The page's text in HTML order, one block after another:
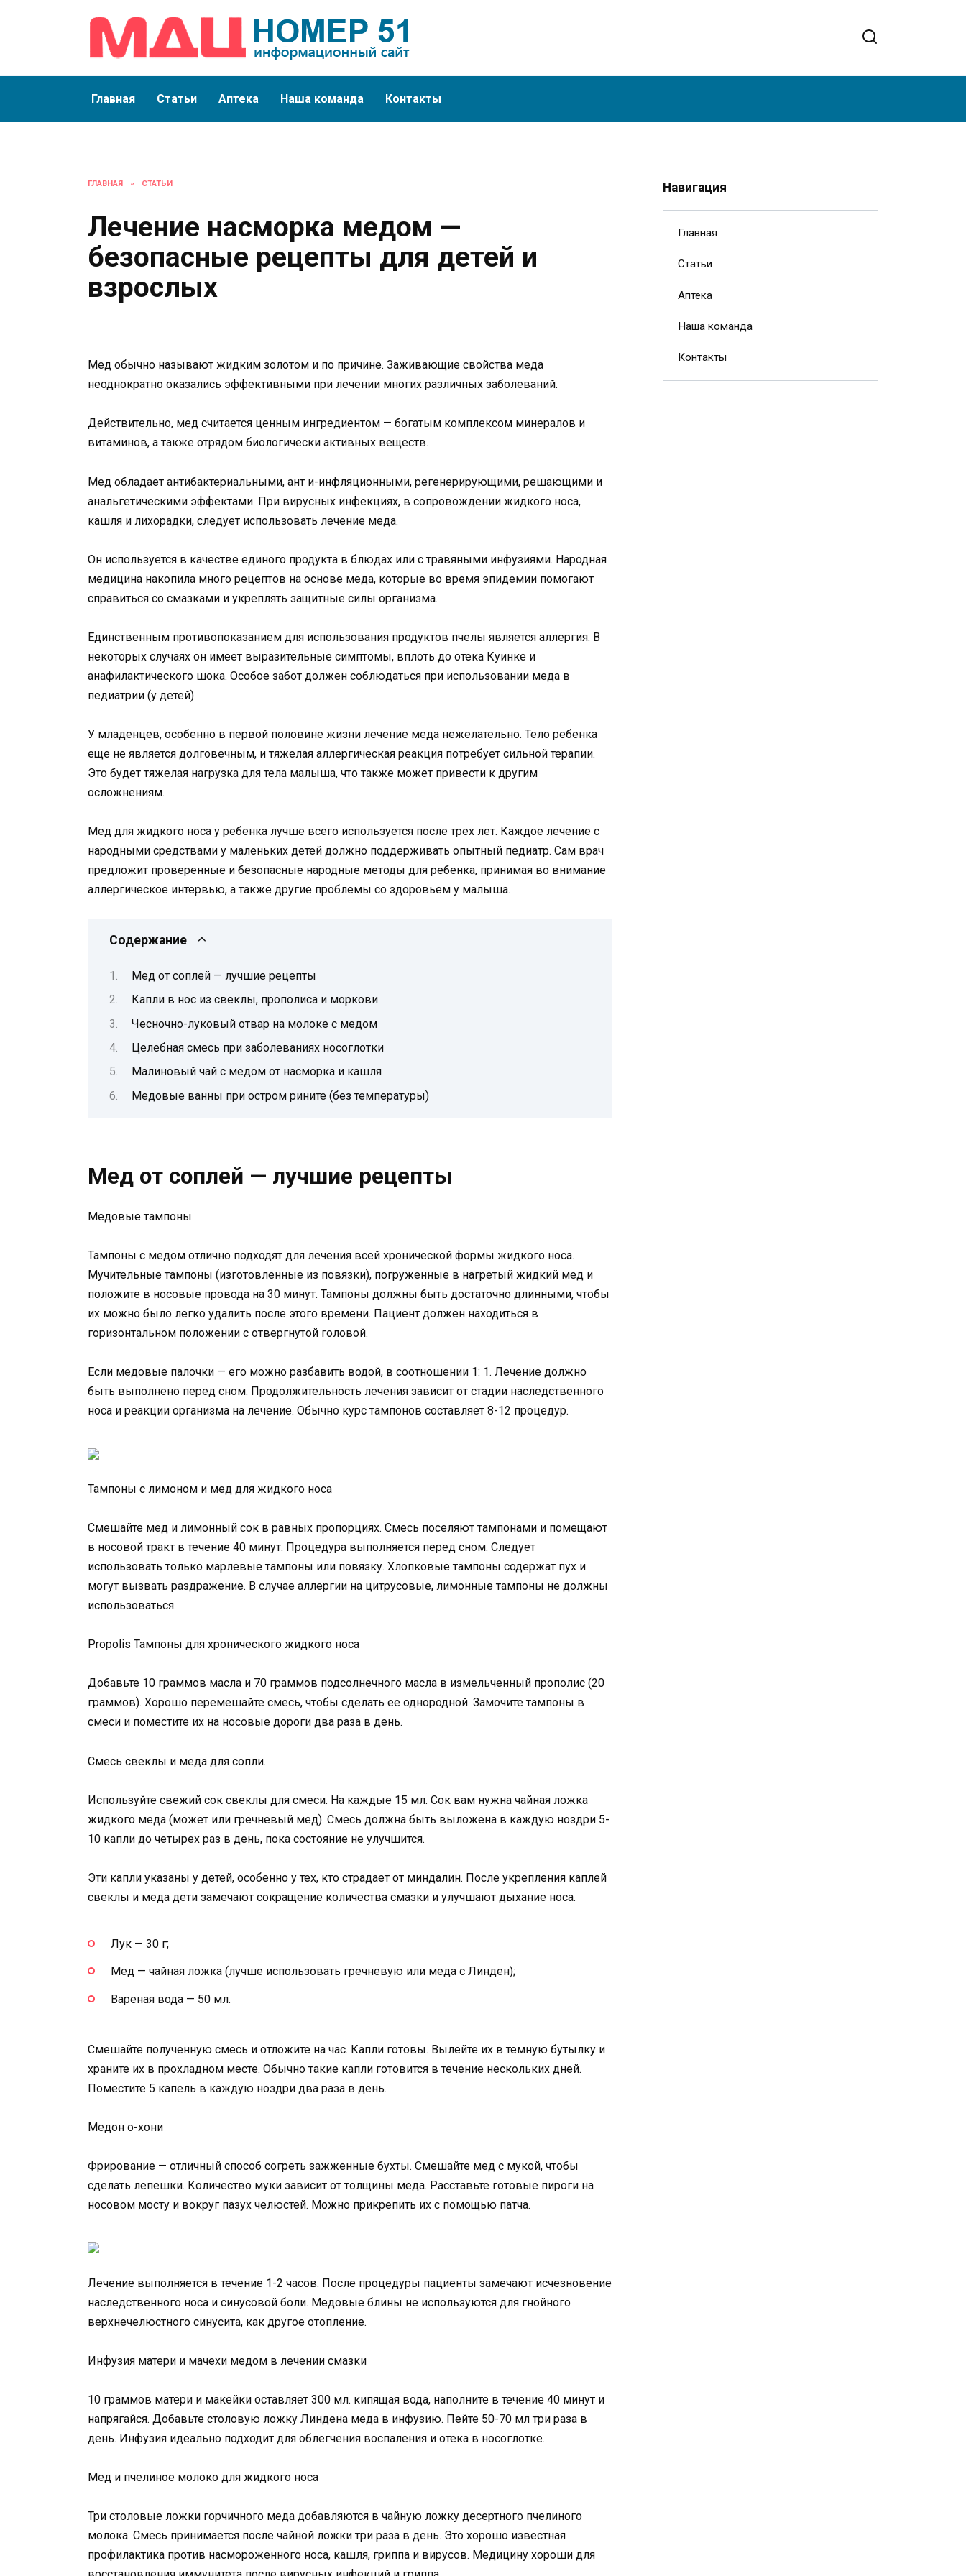
Главная Статьи Аптека Наша команда Контакты
ГЛАВНАЯ » СТАТЬИ
Лечение насморка медом —
безопасные рецепты для детей и
взрослых
Мед обычно называют жидким золотом и по причине. Заживающие свойства меда
неоднократно оказались эффективными при лечении многих различных заболеваний.
Действительно, мед считается ценным ингредиентом — богатым комплексом минералов и
витаминов, а также отрядом биологически активных веществ.
Мед обладает антибактериальными, ант и-инфляционными, регенерирующими, решающими и
анальгетическими эффектами. При вирусных инфекциях, в сопровождении жидкого носа,
кашля и лихорадки, следует использовать лечение меда.
Он используется в качестве единого продукта в блюдах или с травяными инфузиями. Народная
медицина накопила много рецептов на основе меда, которые во время эпидемии помогают
справиться со смазками и укреплять защитные силы организма.
Единственным противопоказанием для использования продуктов пчелы является аллергия. В
некоторых случаях он имеет выразительные симптомы, вплоть до отека Куинке и
анафилактического шока. Особое забот должен соблюдаться при использовании меда в
педиатрии (у детей).
У младенцев, особенно в первой половине жизни лечение меда нежелательно. Тело ребенка
еще не является долговечным, и тяжелая аллергическая реакция потребует сильной терапии.
Это будет тяжелая нагрузка для тела малыша, что также может привести к другим
осложнениям.
Мед для жидкого носа у ребенка лучше всего используется после трех лет. Каждое лечение с
народными средствами у маленьких детей должно поддерживать опытный педиатр. Сам врач
предложит проверенные и безопасные народные методы для ребенка, принимая во внимание
аллергическое интервью, а также другие проблемы со здоровьем у малыша.
Содержание
Мед от соплей — лучшие рецепты
Капли в нос из свеклы, прополиса и моркови
Чесночно-луковый отвар на молоке с медом
Целебная смесь при заболеваниях носоглотки
Малиновый чай с медом от насморка и кашля
Медовые ванны при остром рините (без температуры)
Мед от соплей — лучшие рецепты
Медовые тампоны
Тампоны с медом отлично подходят для лечения всей хронической формы жидкого носа.
Мучительные тампоны (изготовленные из повязки), погруженные в нагретый жидкий мед и
положите в носовые провода на 30 минут. Тампоны должны быть достаточно длинными, чтобы
их можно было легко удалить после этого времени. Пациент должен находиться в
горизонтальном положении с отвергнутой головой.
Если медовые палочки — его можно разбавить водой, в соотношении 1: 1. Лечение должно
быть выполнено перед сном. Продолжительность лечения зависит от стадии наследственного
носа и реакции организма на лечение. Обычно курс тампонов составляет 8-12 процедур.
Тампоны с лимоном и мед для жидкого носа
Смешайте мед и лимонный сок в равных пропорциях. Смесь поселяют тампонами и помещают
в носовой тракт в течение 40 минут. Процедура выполняется перед сном. Следует
использовать только марлевые тампоны или повязку. Хлопковые тампоны содержат пух и
могут вызвать раздражение. В случае аллергии на цитрусовые, лимонные тампоны не должны
использоваться.
Propolis Тампоны для хронического жидкого носа
Добавьте 10 граммов масла и 70 граммов подсолнечного масла в измельченный прополис (20
граммов). Хорошо перемешайте смесь, чтобы сделать ее однородной. Замочите тампоны в
смеси и поместите их на носовые дороги два раза в день.
Смесь свеклы и меда для сопли.
Используйте свежий сок свеклы для смеси. На каждые 15 мл. Сок вам нужна чайная ложка
жидкого меда (может или гречневый мед). Смесь должна быть выложена в каждую ноздри 5-
10 капли до четырех раз в день, пока состояние не улучшится.
Эти капли указаны у детей, особенно у тех, кто страдает от миндалин. После укрепления каплей
свеклы и меда дети замечают сокращение количества смазки и улучшают дыхание носа.
Лук — 30 г;
Мед — чайная ложка (лучше использовать гречневую или меда с Линден);
Вареная вода — 50 мл.
Смешайте полученную смесь и отложите на час. Капли готовы. Вылейте их в темную бутылку и
храните их в прохладном месте. Обычно такие капли готовится в течение нескольких дней.
Поместите 5 капель в каждую ноздри два раза в день.
Медон о-хони
Фрирование — отличный способ согреть зажженные бухты. Смешайте мед с мукой, чтобы
сделать лепешки. Количество муки зависит от толщины меда. Расставьте готовые пироги на
носовом мосту и вокруг пазух челюстей. Можно прикрепить их с помощью патча.
Лечение выполняется в течение 1-2 часов. После процедуры пациенты замечают исчезновение
наследственного носа и синусовой боли. Медовые блины не используются для гнойного
верхнечелюстного синусита, как другое отопление.
Инфузия матери и мачехи медом в лечении смазки
10 граммов матери и макейки оставляет 300 мл. кипящая вода, наполните в течение 40 минут и
напрягайся. Добавьте столовую ложку Линдена меда в инфузию. Пейте 50-70 мл три раза в
день. Инфузия идеально подходит для облегчения воспаления и отека в носоглотке.
Мед и пчелиное молоко для жидкого носа
Три столовые ложки горчичного меда добавляются в чайную ложку десертного пчелиного
молока. Смесь принимается после чайной ложки три раза в день. Это хорошо известная
профилактика против насмороженного носа, кашля, гриппа и вирусов. Медицину хороши для
Навигация
Главная
Статьи
Аптека
Наша команда
Контакты